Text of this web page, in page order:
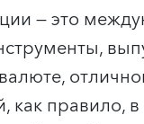
— это
как правило,